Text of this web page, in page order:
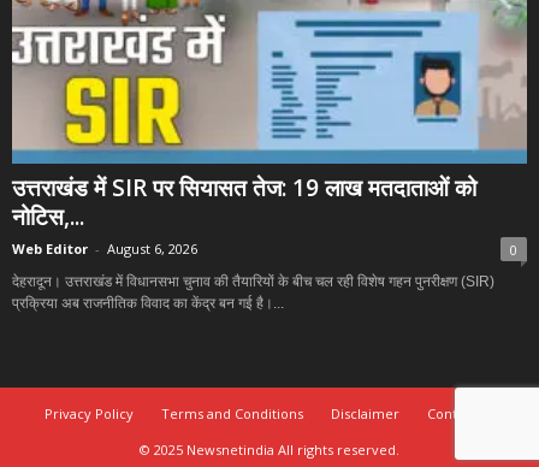
उत्तराखंड में SIR पर सियासत तेज: 19 लाख मतदाताओं को
नोटिस,...
Web Editor - August 6, 2026 0
देहरादून। उत्तराखंड में विधानसभा चुनाव की तैयारियों के बीच चल रही विशेष गहन पुनरीक्षण (SIR)
प्रक्रिया अब राजनीतिक विवाद का केंद्र बन गई है।...
Privacy Policy Terms and Conditions Disclaimer
Contact Us
© 2025 Newsnetindia All rights reserved.